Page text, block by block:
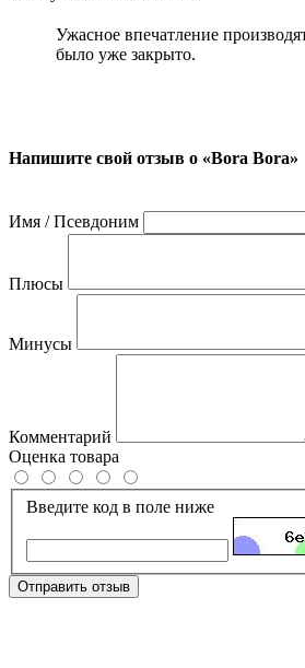
Ужасное впечатление
было уже закрыто.
Напишите свой отзыв о «Bora Bora»
Имя / Псевдоним
Плюсы
Минусы
Комментарий
Оценка товара
Введите код в поле ниже
Отправить отзыв